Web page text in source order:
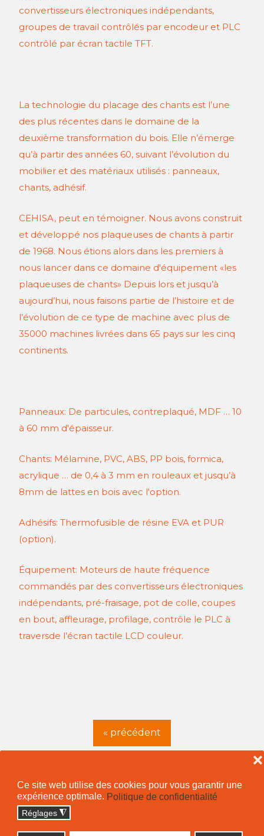
Ce site web utilise des cookies pour vous garantir une
expérience optimale. Politique de confidentialité
Réglages ◮
❌
convertisseurs électroniques indépendants,
groupes de travail contrôlés par encodeur et PLC
contrôlé par écran tactile TFT.
La technologie du placage des chants est l’une
des plus récentes dans le domaine de la
deuxième transformation du bois. Elle n’émerge
qu’à partir des années 60, suivant l’évolution du
mobilier et des matériaux utilisés : panneaux,
chants, adhésif.
CEHISA, peut en témoigner. Nous avons construit
et développé nos plaqueuses de chants à partir
de 1968. Nous étions alors dans les premiers à
nous lancer dans ce domaine d'équipement «les
plaqueuses de chants» Depuis lors et jusqu’à
aujourd’hui, nous faisons partie de l’histoire et de
l’évolution de ce type de machine avec plus de
35000 machines livrées dans 65 pays sur les cinq
continents.
Panneaux: De particules, contreplaqué, MDF … 10
à 60 mm d'épaisseur.
Chants: Mélamine, PVC, ABS, PP bois, formica,
acrylique … de 0,4 à 3 mm en rouleaux et jusqu’à
8mm de lattes en bois avec l'option.
Adhésifs: Thermofusible de résine EVA et PUR
(option).
Équipement: Moteurs de haute fréquence
commandés par des convertisseurs électroniques
indépendants, pré-fraisage, pot de colle, coupes
en bout, affleurage, profilage, contrôle le PLC à
traversde l’écran tactile LCD couleur.
« précédent